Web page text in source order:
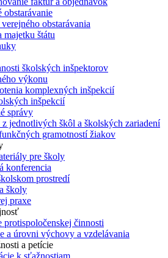
obstarávanie
obstarávania
majetku štátu
školských inšpektorov
výkonu
komplexných inšpekcií
inšpekcií
správy
z jednotlivých škôl a školských zariadení
gramotností žiakov
pre školy
konferencia
prostredí
školy
praxe
protispoločenskej činnosti
a úrovni výchovy a vzdelávania
a petície
k sťažnostiam